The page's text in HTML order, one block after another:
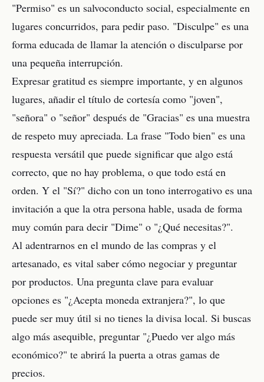
"Permiso" es un salvoconducto social, especialmente en
lugares concurridos, para pedir paso. "Disculpe" es una
forma educada de llamar la atención o disculparse por
una pequeña interrupción.
Expresar gratitud es siempre importante, y en algunos
lugares, añadir el título de cortesía como "joven",
"señora" o "señor" después de "Gracias" es una muestra
de respeto muy apreciada. La frase "Todo bien" es una
respuesta versátil que puede significar que algo está
correcto, que no hay problema, o que todo está en
orden. Y el "Sí?" dicho con un tono interrogativo es una
invitación a que la otra persona hable, usada de forma
muy común para decir "Dime" o "¿Qué necesitas?".
Al adentrarnos en el mundo de las compras y el
artesanado, es vital saber cómo negociar y preguntar
por productos. Una pregunta clave para evaluar
opciones es "¿Acepta moneda extranjera?", lo que
puede ser muy útil si no tienes la divisa local. Si buscas
algo más asequible, preguntar "¿Puedo ver algo más
económico?" te abrirá la puerta a otras gamas de
precios.